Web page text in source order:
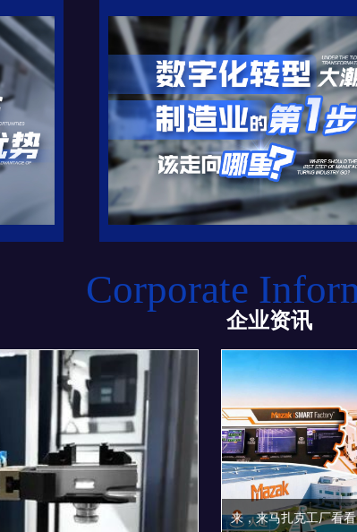
Corporate
企业资讯
来，来马扎克工厂看看